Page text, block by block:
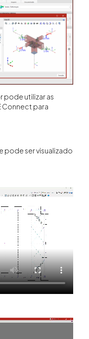
pode utilizar as
Connect para
ser visualizado